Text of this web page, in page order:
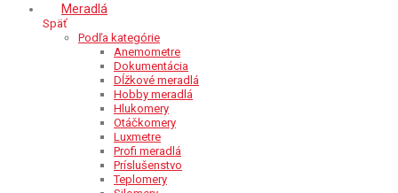
Meradlá
Späť
Podľa kategórie
Anemometre
Dokumentácia
Dĺžkové meradlá
Hobby meradlá
Hlukomery
Otáčkomery
Luxmetre
Profi meradlá
Príslušenstvo
Teplomery